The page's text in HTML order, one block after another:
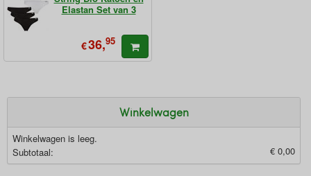
Elastan Set van 3
€36,95
Winkelwagen
Winkelwagen is leeg.
Subtotaal:
€ 0,00